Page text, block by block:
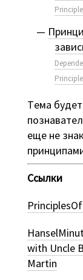
Tема
еще не
Ссылки
with Uncle
Martin